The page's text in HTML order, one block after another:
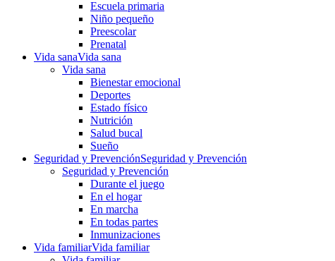
Escuela primaria
Niño pequeño
Preescolar
Prenatal
Vida sanaVida sana
Vida sana
Bienestar emocional
Deportes
Estado físico
Nutrición
Salud bucal
Sueño
Seguridad y PrevenciónSeguridad y Prevención
Seguridad y Prevención
Durante el juego
En el hogar
En marcha
En todas partes
Inmunizaciones
Vida familiarVida familiar